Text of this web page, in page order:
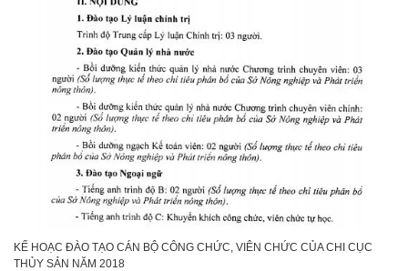
KẾ HOẠC ĐÀO TẠO CÁN BỘ CÔNG CHỨC, VIÊN CHỨC CỦA CHI CỤC
THỦY SẢN NĂM 2018